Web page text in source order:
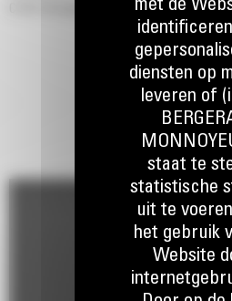
C175-16 motor om optimaal vermogen
Een leeggewichtvoordeel van 13-19
van concurrerende trucks met
zorgt ervoor dat u het volledige
Voorzieningen zoals verbeterde
stabiliteitscontrole (DSC),
begrenzing van de machinesnelheid
reactievermogen en de
verbeteren de cyclustijden.
met de
diensten op
leveren of
staat te
statistische
uit te
het gebruik
Website